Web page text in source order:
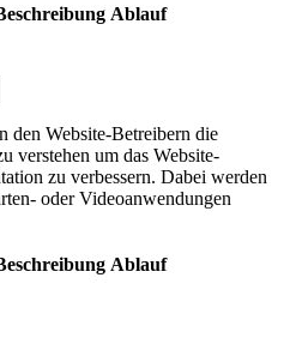
Ablauf
den Website-Betreibern die
verstehen um das Website-
zu verbessern. Dabei werden
oder Videoanwendungen
Ablauf